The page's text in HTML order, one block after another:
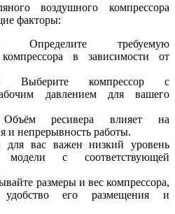
воздушного компрессора
факторы:
Определите требуемую
компрессора в зависимости от
Выберите компрессор с
давлением для вашего
ресивера влияет на
и непрерывность работы.
вас важен низкий уровень
с соответствующей
размеры и вес компрессора,
удобство его размещения и